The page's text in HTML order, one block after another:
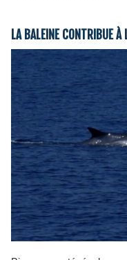
LA BALEINE CONTRIBUE À